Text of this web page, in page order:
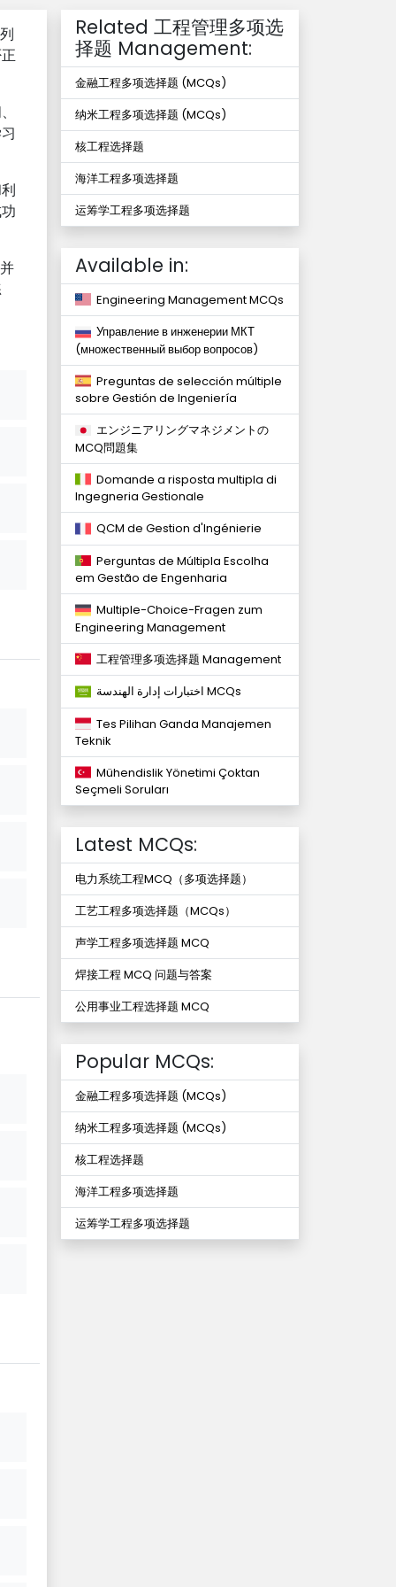
Related 工程管理多项选
择题 Management:
金融工程多项选择题 (MCQs)
纳米工程多项选择题 (MCQs)
核工程选择题
海洋工程多项选择题
运筹学工程多项选择题
Available in:
Engineering Management MCQs
Управление в инженерии МКТ
(множественный выбор вопросов)
Preguntas de selección múltiple
sobre Gestión de Ingeniería
エンジニアリングマネジメントの
MCQ問題集
Domande a risposta multipla di
Ingegneria Gestionale
QCM de Gestion d'Ingénierie
Perguntas de Múltipla Escolha
em Gestão de Engenharia
Multiple-Choice-Fragen zum
Engineering Management
工程管理多项选择题 Management
اختبارات إدارة الهندسة MCQs
Tes Pilihan Ganda Manajemen
Teknik
Mühendislik Yönetimi Çoktan
Seçmeli Soruları
Latest MCQs:
电力系统工程MCQ（多项选择题）
工艺工程多项选择题（MCQs）
声学工程多项选择题 MCQ
焊接工程 MCQ 问题与答案
公用事业工程选择题 MCQ
Popular MCQs:
金融工程多项选择题 (MCQs)
纳米工程多项选择题 (MCQs)
核工程选择题
海洋工程多项选择题
运筹学工程多项选择题